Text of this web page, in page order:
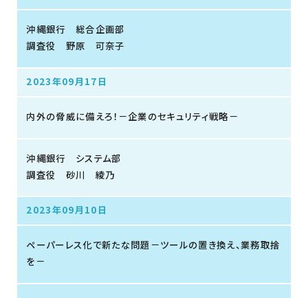
沖縄銀行 総合企画部
調査役 野原 可奈子
2023年09月17日
内外の脅威に備えろ！－企業のセキュリティ戦略－
沖縄銀行 システム部
調査役 砂川 綾乃
2023年09月10日
ペーパーレス化で新たな問題－ツールの置き換え、業務取捨
を－